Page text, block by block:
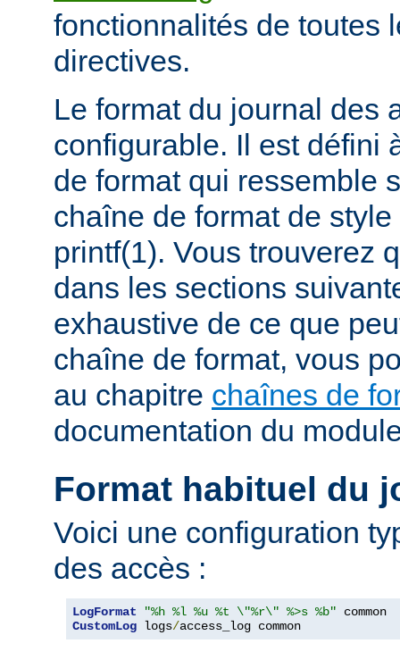
fonctionnalités de toutes
directives.
Le format du journal des
configurable. Il est défini
de format qui ressemble
chaîne de format de
printf(1). Vous trouverez
dans les sections
exhaustive de ce que
chaîne de format, vous
au chapitre chaînes de
documentation du
Format habituel du
Voici une configuration
des accès :
LogFormat "%h %l %u %t \"%r\" %>s %b"
CustomLog logs/access_log common